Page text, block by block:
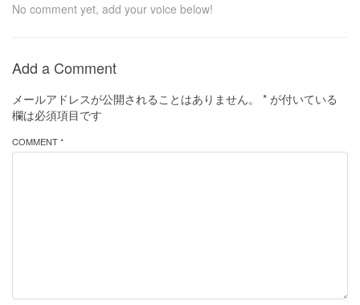
No comment yet, add your voice below!
Add a Comment
メールアドレスが公開されることはありません。 * が付いている
欄は必須項目です
COMMENT *